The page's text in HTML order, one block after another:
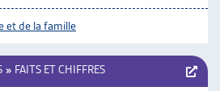
et de la famille
» FAITS ET CHIFFRES